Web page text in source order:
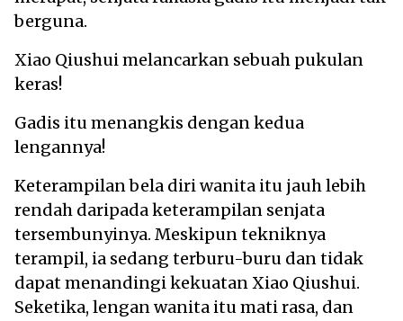
berguna.
Xiao Qiushui melancarkan sebuah pukulan
keras!
Gadis itu menangkis dengan kedua
lengannya!
Keterampilan bela diri wanita itu jauh lebih
rendah daripada keterampilan senjata
tersembunyinya. Meskipun tekniknya
terampil, ia sedang terburu-buru dan tidak
dapat menandingi kekuatan Xiao Qiushui.
Seketika, lengan wanita itu mati rasa, dan